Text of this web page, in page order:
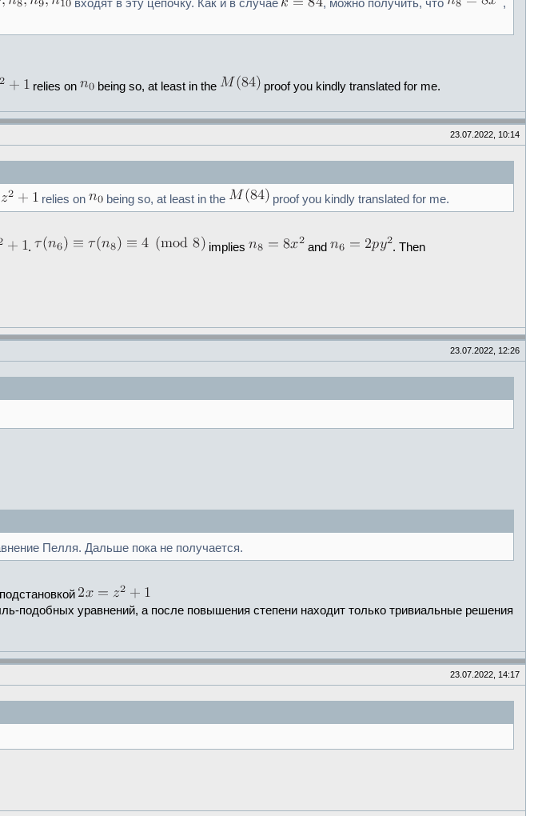
входят в эту цепочку. Как и в случае , можно получить, что
,
relies on being so, at least in the proof you kindly translated for me.
23.07.2022, 10:14
relies on being so, at least in the proof you kindly translated for me.
. implies and
. Then
23.07.2022, 12:26
Пелля. Дальше пока не получается.
подобных уравнений, а после повышения степени находит только тривиальные решения
23.07.2022, 14:17